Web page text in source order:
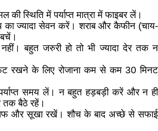
स्थिति में पर्याप्त मात्रा में फाइबर लें।
का ज्यादा सेवन करें। शराब और कैफीन (चाय-
बहुत जरुरी हो तो भी ज्यादा देर तक न
रखने के लिए रोजाना कम से कम 30 मिनट
समय लें। न बहुत हड़बड़ी करें और न ही
तक बैठे रहें।
और सूखा रखें। शौच के बाद अच्छे से सफाई